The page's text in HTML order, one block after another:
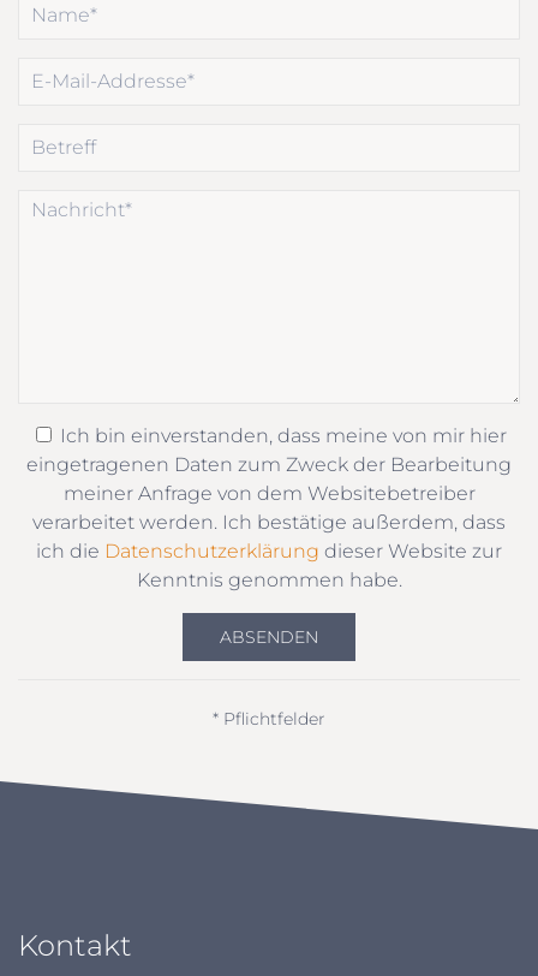
Ich bin einverstanden, dass meine von mir hier
eingetragenen Daten zum Zweck der Bearbeitung
meiner Anfrage von dem Websitebetreiber
verarbeitet werden. Ich bestätige außerdem, dass
ich die Datenschutzerklärung dieser Website zur
Kenntnis genommen habe.
ABSENDEN
* Pflichtfelder
Kontakt